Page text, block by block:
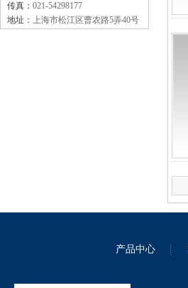
传真： 021-54298177
地址： 上海市松江区曹农路5弄40号
产品中心